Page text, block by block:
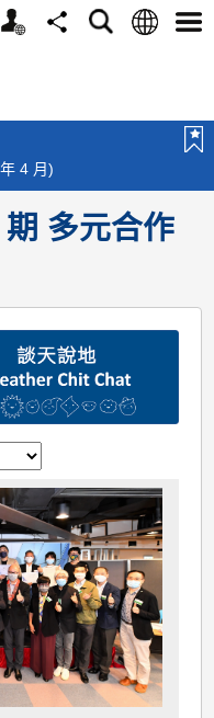
个
分
搜
语
选
4 月)
多元合作